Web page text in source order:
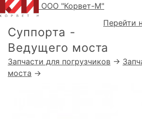
ООО "Корвет-М"
Перейти
Суппорта -
Ведущего моста
Запчасти для погрузчиков →
моста →